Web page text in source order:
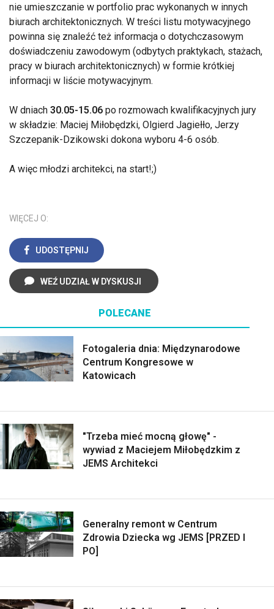
nie umieszczanie w portfolio prac wykonanych w innych
biurach architektonicznych. W treści listu motywacyjnego
powinna się znaleźć też informacja o dotychczasowym
doświadczeniu zawodowym (odbytych praktykach, stażach,
pracy w biurach architektonicznych) w formie krótkiej
informacji w liście motywacyjnym.
W dniach 30.05-15.06 po rozmowach kwalifikacyjnych jury
w składzie: Maciej Miłobędzki, Olgierd Jagiełło, Jerzy
Szczepanik-Dzikowski dokona wyboru 4-6 osób.
A więc młodzi architekci, na start!;)
WIĘCEJ O:
UDOSTĘPNIJ
WEŹ UDZIAŁ W DYSKUSJI
POLECANE
Fotogaleria dnia: Międzynarodowe
Centrum Kongresowe w
Katowicach
"Trzeba mieć mocną głowę" -
wywiad z Maciejem Miłobędzkim z
JEMS Architekci
Generalny remont w Centrum
Zdrowia Dziecka wg JEMS [PRZED I
PO]